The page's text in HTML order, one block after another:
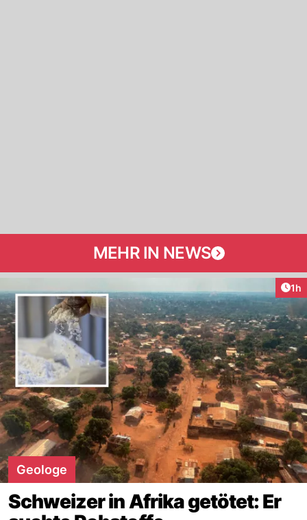
MEHR IN NEWS
1h
Geologe
Schweizer in Afrika getötet: Er